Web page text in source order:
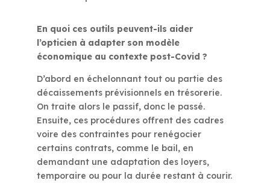
En quoi ces outils peuvent-ils aider
l’opticien à adapter son modèle
économique au contexte post-Covid ?
D’abord en échelonnant tout ou partie des
décaissements prévisionnels en trésorerie.
On traite alors le passif, donc le passé.
Ensuite, ces procédures offrent des cadres
voire des contraintes pour renégocier
certains contrats, comme le bail, en
demandant une adaptation des loyers,
temporaire ou pour la durée restant à courir.